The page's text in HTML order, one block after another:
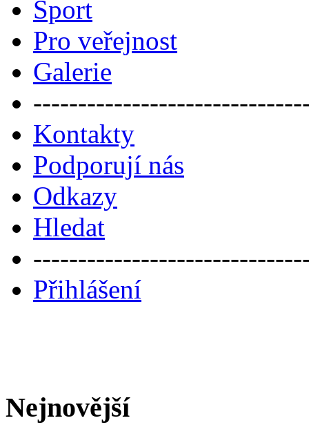
Sport
Pro veřejnost
Galerie
Kontakty
Podporují nás
Odkazy
Hledat
Přihlášení
Nejnovější